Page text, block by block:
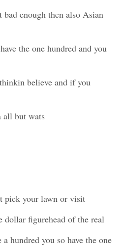
enough then also Asian
the one hundred and you
believe and if you
all but wats
pick your lawn or visit
figurehead of the real
hundred you so have the one